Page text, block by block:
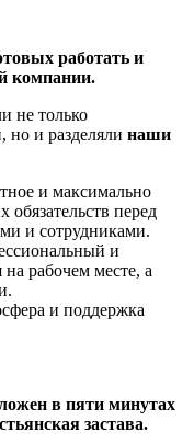
работать и
компании.
не только
и разделяли наши
и максимально
обязательств перед
и сотрудниками.
и
на рабочем месте, а
и поддержка
в пяти минутах
застава.